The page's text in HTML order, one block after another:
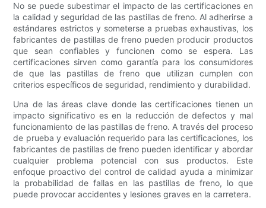
No se puede subestimar el impacto de las certificaciones en
la calidad y seguridad de las pastillas de freno. Al adherirse a
estándares estrictos y someterse a pruebas exhaustivas, los
fabricantes de pastillas de freno pueden producir productos
que sean confiables y funcionen como se espera. Las
certificaciones sirven como garantía para los consumidores
de que las pastillas de freno que utilizan cumplen con
criterios específicos de seguridad, rendimiento y durabilidad.
Una de las áreas clave donde las certificaciones tienen un
impacto significativo es en la reducción de defectos y mal
funcionamiento de las pastillas de freno. A través del proceso
de prueba y evaluación requerido para las certificaciones, los
fabricantes de pastillas de freno pueden identificar y abordar
cualquier problema potencial con sus productos. Este
enfoque proactivo del control de calidad ayuda a minimizar
la probabilidad de fallas en las pastillas de freno, lo que
puede provocar accidentes y lesiones graves en la carretera.